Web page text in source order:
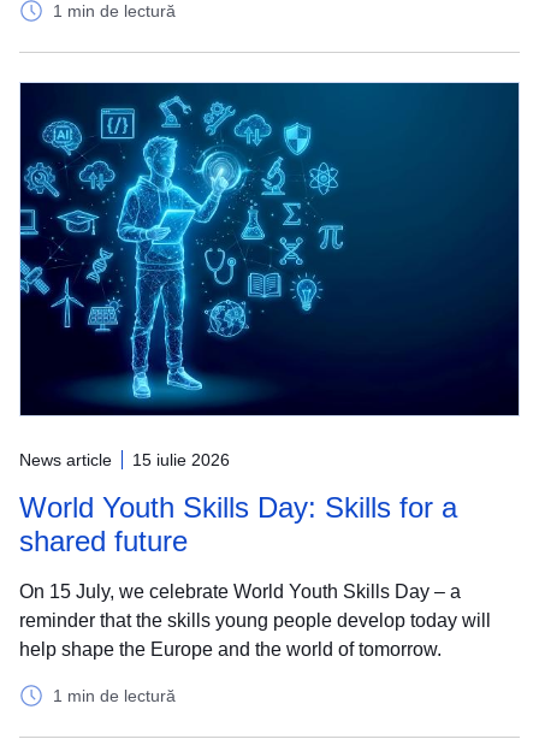
1 min de lectură
News article 15 iulie 2026
World Youth Skills Day: Skills for a
shared future
On 15 July, we celebrate World Youth Skills Day – a
reminder that the skills young people develop today will
help shape the Europe and the world of tomorrow.
1 min de lectură